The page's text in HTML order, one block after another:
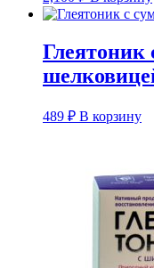
Глеятоник
489 ₽ В корзину